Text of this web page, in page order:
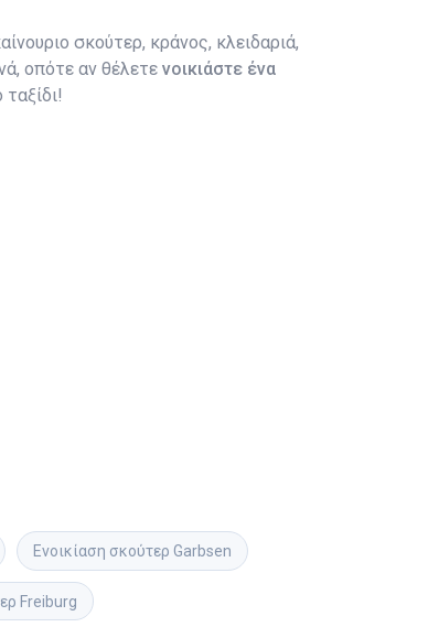
σκούτερ, κράνος, κλειδαριά,
οπότε αν θέλετε νοικιάστε ένα
Ενοικίαση σκούτερ Garbsen
Freiburg